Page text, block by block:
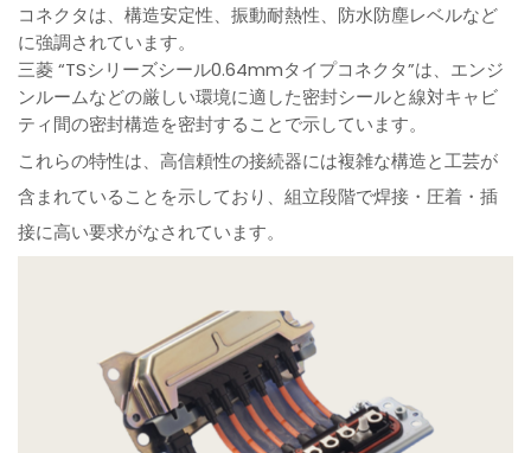
コネクタは、構造安定性、振動耐熱性、防水防塵レベルなど
に強調されています。
三菱 “TSシリーズシール0.64mmタイプコネクタ”は、エンジ
ンルームなどの厳しい環境に適した密封シールと線対キャビ
ティ間の密封構造を密封することで示しています。
これらの特性は、高信頼性の接続器には複雑な構造と工芸が
含まれていることを示しており、組立段階で焊接・圧着・插
接に高い要求がなされています。